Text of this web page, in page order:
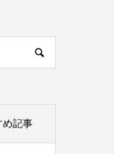
め記事